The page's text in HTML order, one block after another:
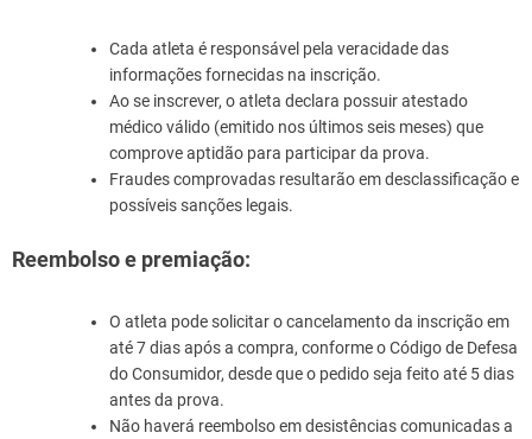
Cada atleta é responsável pela veracidade das
informações fornecidas na inscrição.
Ao se inscrever, o atleta declara possuir atestado
médico válido (emitido nos últimos seis meses) que
comprove aptidão para participar da prova.
Fraudes comprovadas resultarão em desclassificação e
possíveis sanções legais.
Reembolso e premiação:
O atleta pode solicitar o cancelamento da inscrição em
até 7 dias após a compra, conforme o Código de Defesa
do Consumidor, desde que o pedido seja feito até 5 dias
antes da prova.
Não haverá reembolso em desistências comunicadas a